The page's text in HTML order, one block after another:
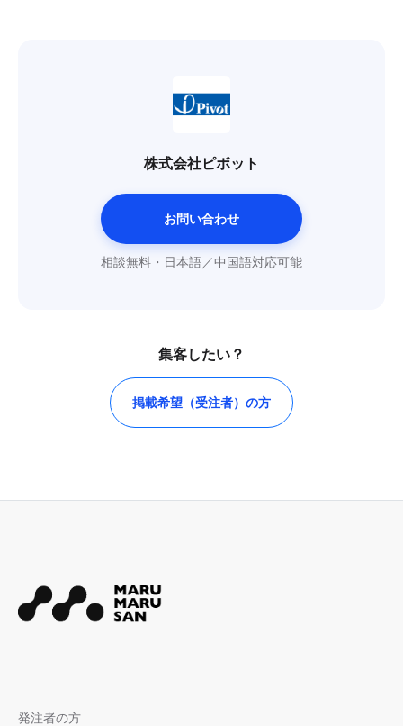
株式会社ピボット
お問い合わせ
相談無料・日本語／中国語対応可能
集客したい？
掲載希望（受注者）の方
発注者の方